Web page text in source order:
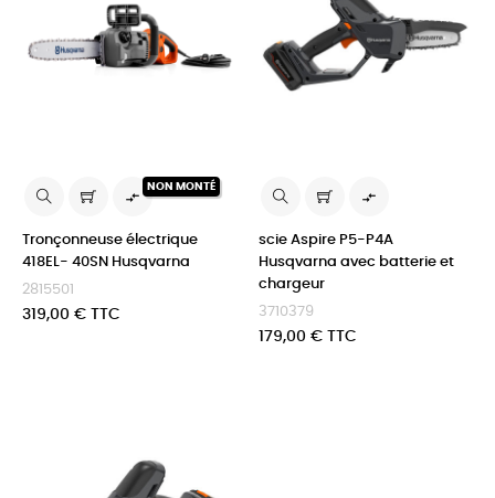
NON MONTÉ

Tronçonneuse électrique
418EL- 40SN Husqvarna
2815501
Prix
319,00 € TTC

scie Aspire P5-P4A
Husqvarna avec batterie et
chargeur
3710379
Prix
179,00 € TTC